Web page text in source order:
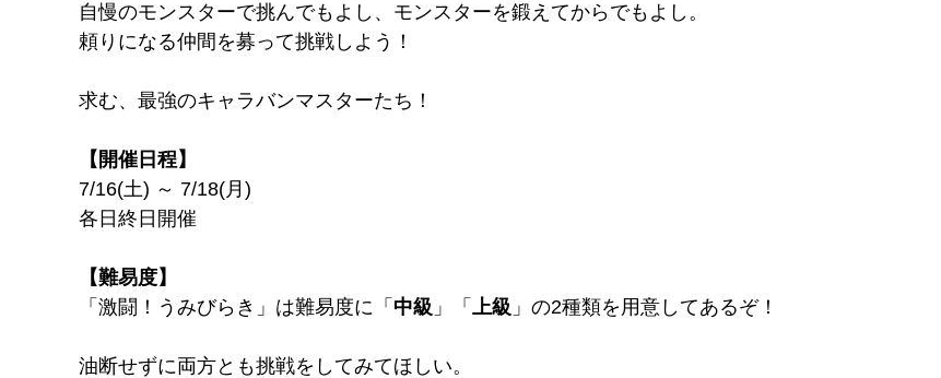
自慢のモンスターで挑んでもよし、モンスターを鍛えてからでもよし。
頼りになる仲間を募って挑戦しよう！
求む、最強のキャラバンマスターたち！
【開催日程】
7/16(土) ～ 7/18(月)
各日終日開催
【難易度】
「激闘！うみびらき」は難易度に「 中級 」「 上級 」の2種類を用意してあるぞ！
油断せずに両方とも挑戦をしてみてほしい。